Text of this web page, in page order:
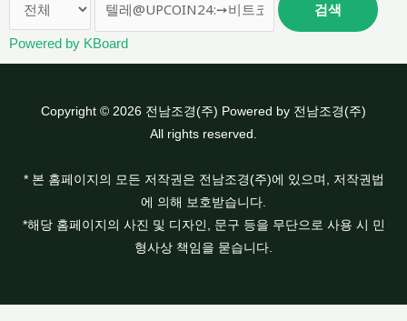
검색
Powered by KBoard
Copyright © 2026 전남조경(주) Powered by 전남조경(주)
All rights reserved.
* 본 홈페이지의 모든 저작권은 전남조경(주)에 있으며, 저작권법
에 의해 보호받습니다.
*해당 홈페이지의 사진 및 디자인, 문구 등을 무단으로 사용 시 민
형사상 책임을 묻습니다.